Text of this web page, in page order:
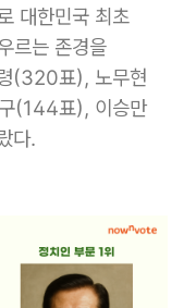
대한민국 최초
르는 존경을
(320표), 노무현
(144표), 이승만
다.